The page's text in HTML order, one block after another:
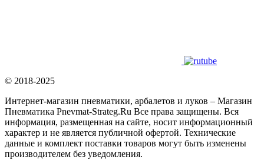
© 2018-2025
Интернет-магазин пневматики, арбалетов и луков – Магазин
Пневматика Pnevmat-Strateg.Ru Все права защищены. Вся
информация, размещенная на сайте, носит информационный
характер и не является публичной офертой. Технические
данные и комплект поставки товаров могут быть изменены
производителем без уведомления.